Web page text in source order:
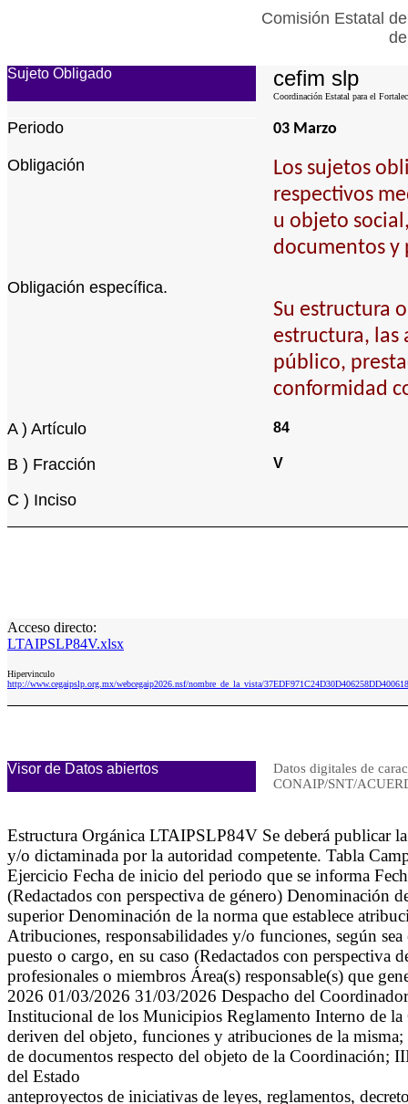
Comisión Estatal
Sujeto Obligado cefim slp
Coordinación Estatal para el
Periodo 03 Marzo
Obligación
Los sujetos
respectivos
u objeto
documentos y
Obligación específica.
Su estructura
estructura, las
público,
conformidad
A ) Artículo 84
B ) Fracción V
C ) Inciso
Acceso directo:
LTAIPSLP84V.xlsx
Hipervinculo
http://www.cegaipslp.org.mx/webcegaip2026.nsf/nombre_de_la_vista/
Visor de Datos abiertos
Datos digitales de
CONAIP/SNT/
Estructura Orgánica LTAIPSLP84V Se deberá publicar
y/o dictaminada por la autoridad competente. Tabla
Ejercicio Fecha de inicio del periodo que se informa
(Redactados con perspectiva de género) Denominación
superior Denominación de la norma que establece
Atribuciones, responsabilidades y/o funciones, según
puesto o cargo, en su caso (Redactados con perspectiva
profesionales o miembros Área(s) responsable(s) que
2026 01/03/2026 31/03/2026 Despacho del
Institucional de los Municipios Reglamento Interno de
deriven del objeto, funciones y atribuciones de la
de documentos respecto del objeto de la
del Estado
anteproyectos de iniciativas de leyes, reglamentos,